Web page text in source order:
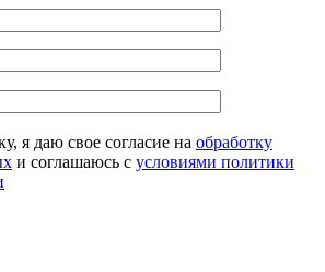
я даю свое согласие на обработку
и соглашаюсь с условиями политики